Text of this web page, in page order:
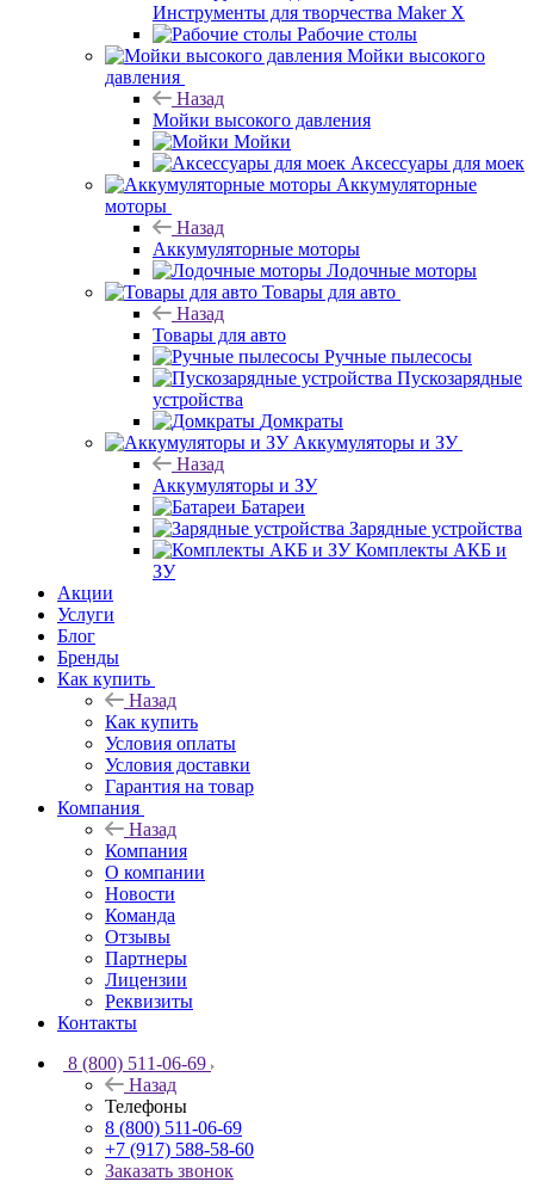
Инструменты для творчества Maker X
Рабочие столы
Мойки высокого
давления
Назад
Мойки высокого давления
Мойки
Аксессуары для моек
Аккумуляторные
моторы
Назад
Аккумуляторные моторы
Лодочные моторы
Товары для авто
Назад
Товары для авто
Ручные пылесосы
Пускозарядные
устройства
Домкраты
Аккумуляторы и ЗУ
Назад
Аккумуляторы и ЗУ
Батареи
Зарядные устройства
Комплекты АКБ и
ЗУ
Акции
Услуги
Блог
Бренды
Как купить
Назад
Как купить
Условия оплаты
Условия доставки
Гарантия на товар
Компания
Назад
Компания
О компании
Новости
Команда
Отзывы
Партнеры
Лицензии
Реквизиты
Контакты
8 (800) 511-06-69
Назад
Телефоны
8 (800) 511-06-69
+7 (917) 588-58-60
Заказать звонок